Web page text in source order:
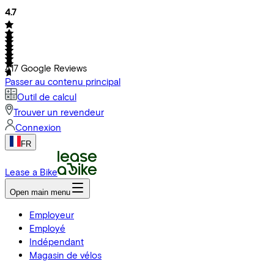
4.7
417 Google Reviews
Passer au contenu principal
Outil de calcul
Trouver un revendeur
Connexion
FR
Lease a Bike
Open main menu
Employeur
Employé
Indépendant
Magasin de vélos